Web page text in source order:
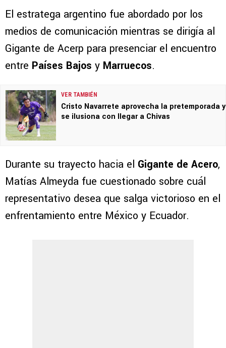
El estratega argentino fue abordado por los
medios de comunicación mientras se dirigía al
Gigante de Acerp para presenciar el encuentro
entre Países Bajos y Marruecos.
VER TAMBIÉN
Cristo Navarrete aprovecha la pretemporada y
se ilusiona con llegar a Chivas
Durante su trayecto hacia el Gigante de Acero,
Matías Almeyda fue cuestionado sobre cuál
representativo desea que salga victorioso en el
enfrentamiento entre México y Ecuador.